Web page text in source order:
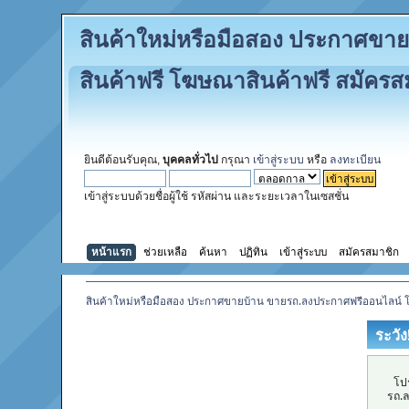
สินค้าใหม่หรือมือสอง ประกาศข
สินค้าฟรี โฆษณาสินค้าฟรี สมัครส
ยินดีต้อนรับคุณ,บุคคลทั่วไป กรุณา เข้าสู่ระบบ หรือ ลงทะเบียน
เข้าสู่ระบบด้วยชื่อผู้ใช้ รหัสผ่าน และระยะเวลาในเซสชั่น
หน้าแรก ช่วยเหลือ ค้นหา ปฏิทิน เข้าสู่ระบบ สมัครสมาชิก
สินค้าใหม่หรือมือสอง ประกาศขายบ้าน ขายรถ.ลงประกาศฟรีออนไ
ระวั
โ
รถ.